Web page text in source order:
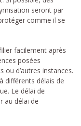
seront par
comme il se
facilement après
posées
ou d’autres instances.
différents délais de
Le délai de
au délai de